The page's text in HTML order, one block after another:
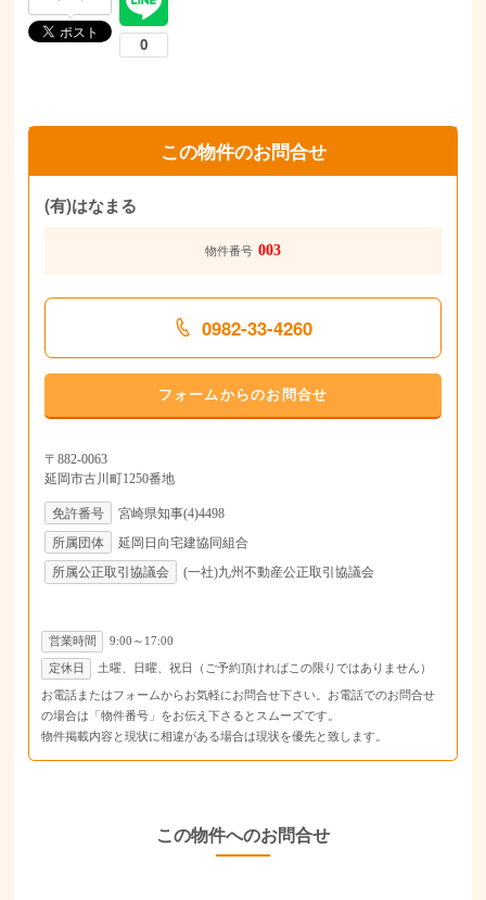
この物件のお問合せ
(有)はなまる
物件番号 003
0982-33-4260
フォームからのお問合せ
〒882-0063
延岡市古川町1250番地
免許番号
宮崎県知事(4)4498
所属団体
延岡日向宅建協同組合
所属公正取引協議会
(一社)九州不動産公正取引協議会
営業時間 9:00～17:00
定休日 土曜、日曜、祝日（ご予約頂ければこの限りではありません）
お電話またはフォームからお気軽にお問合せ下さい。お電話でのお問合せ
の場合は「物件番号」をお伝え下さるとスムーズです。
物件掲載内容と現状に相違がある場合は現状を優先と致します。
この物件へのお問合せ